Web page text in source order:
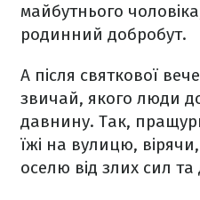
майбутнього
родинний добробут.
А після святкової
звичай, якого люди
давнину. Так,
їжі на вулицю,
оселю від злих сил та